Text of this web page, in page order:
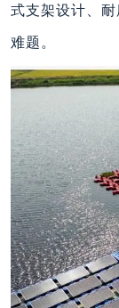
式支架设计、
难题。